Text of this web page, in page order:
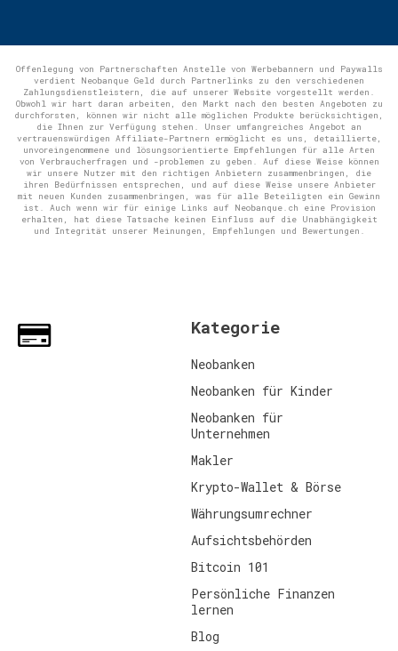
Offenlegung von Partnerschaften Anstelle von Werbebannern und Paywalls
verdient Neobanque Geld durch Partnerlinks zu den verschiedenen
Zahlungsdienstleistern, die auf unserer Website vorgestellt werden.
Obwohl wir hart daran arbeiten, den Markt nach den besten Angeboten zu
durchforsten, können wir nicht alle möglichen Produkte berücksichtigen,
die Ihnen zur Verfügung stehen. Unser umfangreiches Angebot an
vertrauenswürdigen Affiliate-Partnern ermöglicht es uns, detaillierte,
unvoreingenommene und lösungsorientierte Empfehlungen für alle Arten
von Verbraucherfragen und -problemen zu geben. Auf diese Weise können
wir unsere Nutzer mit den richtigen Anbietern zusammenbringen, die
ihren Bedürfnissen entsprechen, und auf diese Weise unsere Anbieter
mit neuen Kunden zusammenbringen, was für alle Beteiligten ein Gewinn
ist. Auch wenn wir für einige Links auf Neobanque.ch eine Provision
erhalten, hat diese Tatsache keinen Einfluss auf die Unabhängigkeit
und Integrität unserer Meinungen, Empfehlungen und Bewertungen.
Kategorie
Neobanken
Neobanken für Kinder
Neobanken für
Unternehmen
Makler
Krypto-Wallet & Börse
Währungsumrechner
Aufsichtsbehörden
Bitcoin 101
Persönliche Finanzen
lernen
Blog